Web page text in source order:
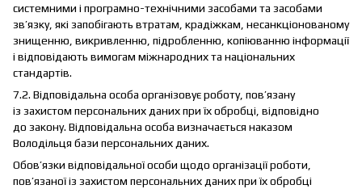
системними і програмно-технічними засобами та засобами
зв’язку, які запобігають втратам, крадіжкам, несанкціонованому
знищенню, викривленню, підробленню, копіюванню інформації
і відповідають вимогам міжнародних та національних
стандартів.
7.2. Відповідальна особа організовує роботу, пов’язану
із захистом персональних даних при їх обробці, відповідно
до закону. Відповідальна особа визначається наказом
Володільця бази персональних даних.
Обов’язки відповідальної особи щодо організації роботи,
пов’язаної із захистом персональних даних при їх обробці